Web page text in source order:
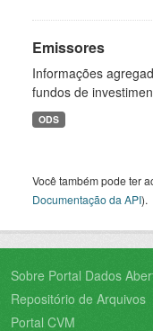
Emissores
Informações
fundos de
ODS
Você também pode ter
Documentação da API).
Sobre Portal Dados
Repositório de Arquivos
Portal CVM